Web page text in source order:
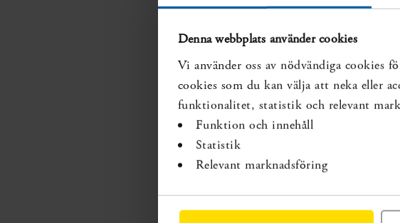
Denna webbplats använder cookies
Vi använder oss av nödvändiga cookies
cookies som du kan välja att neka eller
funktionalitet, statistik och relevant
Funktion och innehåll
Statistik
Relevant marknadsföring